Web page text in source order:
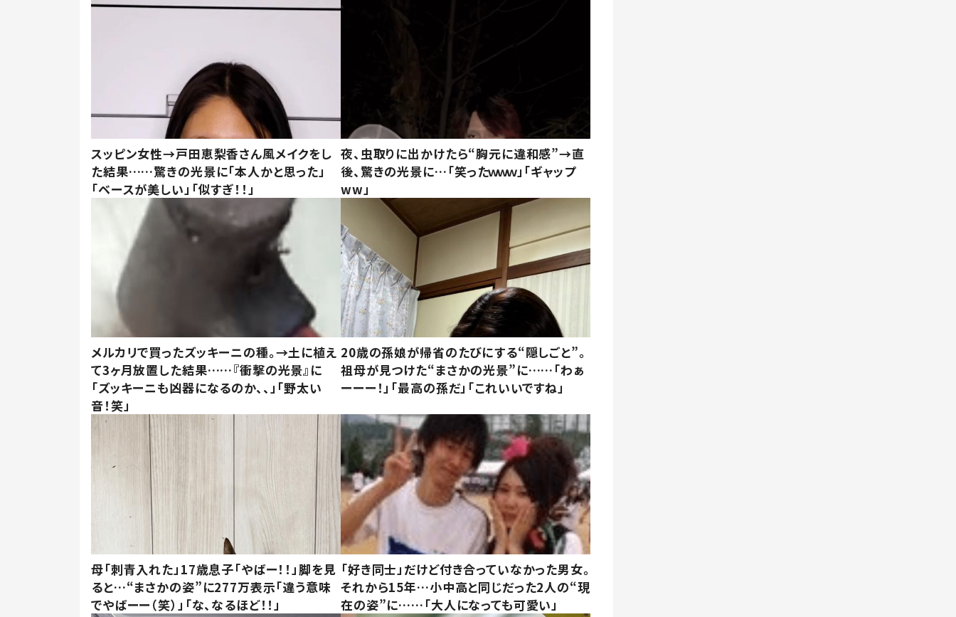
スッピン女性→戸田恵梨香さん風メイクをし
た結果……驚きの光景に「本人かと思った」
「ベースが美しい」「似すぎ！！」
夜、虫取りに出かけたら“胸元に違和感”→直
後、驚きの光景に…「笑ったｗｗｗ」「ギャップ
ww」
メルカリで買ったズッキーニの種。→土に植え
て3ヶ月放置した結果……『衝撃の光景』に
「ズッキーニも凶器になるのか、、」「野太い
音！笑」
20歳の孫娘が帰省のたびにする“隠しごと”。
祖母が見つけた“まさかの光景”に……「わぁ
ーーー！」「最高の孫だ」「これいいですね」
母「刺青入れた」17歳息子「やばー！！」脚を見
ると…“まさかの姿”に277万表示「違う意味
でやばーー（笑）」「な、なるほど！！」
「好き同士」だけど付き合っていなかった男女。
それから15年…小中高と同じだった2人の“現
在の姿”に……「大人になっても可愛い」